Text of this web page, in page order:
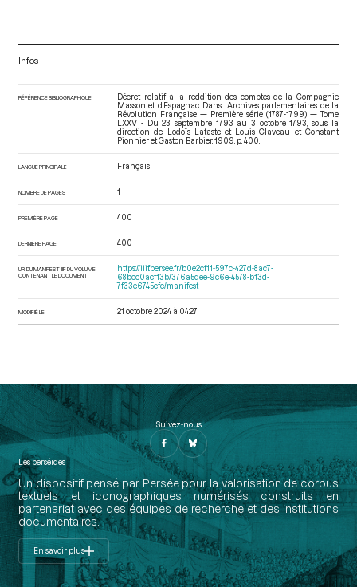
Infos
RÉFÉRENCE BIBLIOGRAPHIQUE
Décret relatif à la reddition des comptes de la Compagnie
Masson et d’Espagnac. Dans : Archives parlementaires de la
Révolution Française — Première série (1787-1799) — Tome
LXXV - Du 23 septembre 1793 au 3 octobre 1793
, sous la
direction de Lodoïs Lataste et Louis Claveau et Constant
Pionnier et Gaston Barbier. 1909. p. 400.
LANGUE PRINCIPALE Français
NOMBRE DE PAGES 1
PREMIÈRE PAGE 400
DERNIÈRE PAGE 400
URI DU MANIFEST IIIF DU VOLUME
CONTENANT LE DOCUMENT
https://iiif.persee.fr/b0e2cf11-597c-427d-8ac7-
68bcc0acf13b/376a5dee-9c6e-4578-b13d-
7f33e6745cfc/manifest
MODIFIÉ LE 21 octobre 2024 à 04:27
Suivez-nous
Les perséides
Un dispositif pensé par Persée pour la valorisation de corpus
textuels et iconographiques numérisés construits en
partenariat avec des équipes de recherche et des institutions
documentaires.
En savoir plus